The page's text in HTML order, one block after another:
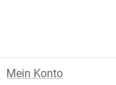
Mein Konto